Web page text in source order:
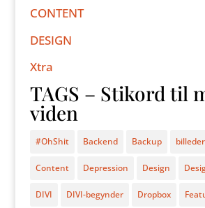
CONTENT
DESIGN
Xtra
TAGS – Stikord til
viden
#OhShit Backend Backup billeder
Content Depression Design
DIVI DIVI-begynder Dropbox